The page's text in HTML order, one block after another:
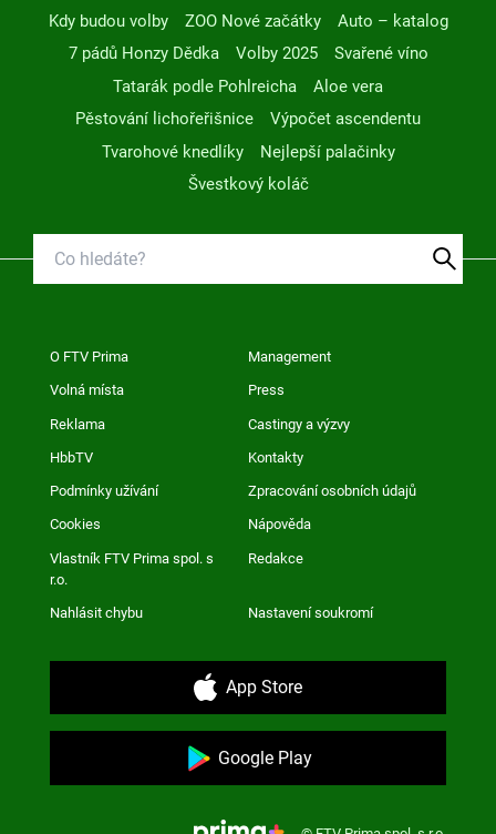
Kdy budou volby
ZOO Nové začátky
Auto – katalog
7 pádů Honzy Dědka
Volby 2025
Svařené víno
Tatarák podle Pohlreicha
Aloe vera
Pěstování lichořeřišnice
Výpočet ascendentu
Tvarohové knedlíky
Nejlepší palačinky
Švestkový koláč
O FTV Prima Management
Volná místa Press
Reklama Castingy a výzvy
HbbTV Kontakty
Podmínky užívání Zpracování osobních údajů
Cookies Nápověda
Vlastník FTV Prima spol. s
r.o.
Redakce
Nahlásit chybu Nastavení soukromí
App Store
Google Play